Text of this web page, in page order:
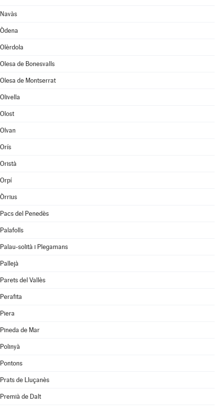
Navàs
Òdena
Olèrdola
Olesa de Bonesvalls
Olesa de Montserrat
Olivella
Olost
Olvan
Orís
Oristà
Orpí
Òrrius
Pacs del Penedès
Palafolls
Palau-solità i Plegamans
Pallejà
Parets del Vallès
Perafita
Piera
Pineda de Mar
Polinyà
Pontons
Prats de Lluçanès
Premià de Dalt